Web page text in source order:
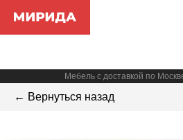
Мебель с доставкой по
← Вернуться назад